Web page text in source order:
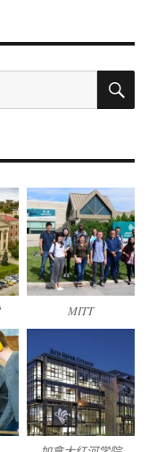
搜
MITT